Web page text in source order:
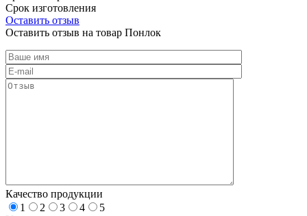
Срок изготовления
Оставить отзыв
Оставить отзыв на товар Понлок
Качество продукции
1
2 3 4
5